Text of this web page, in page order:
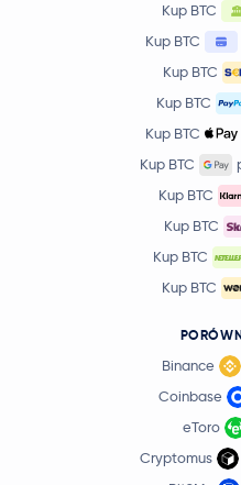
Kup BTC
Kup BTC
Kup BTC
Kup BTC
Kup BTC
Kup BTC
Kup BTC
Kup BTC
Kup BTC
Kup BTC
Binance
Coinbase
eToro
Cryptomus